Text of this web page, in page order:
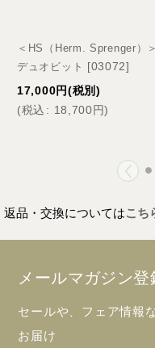
＜HS（Herm. Sprenger）＞
デュオビット [03072]
17,000円(税別)
(税込 : 18,700円)
返品・交換についてはこち
メールマガジン登
セールや、フェア情報
お届け